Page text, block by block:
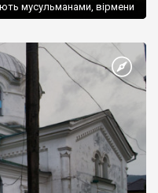
мусульманами, вірмени